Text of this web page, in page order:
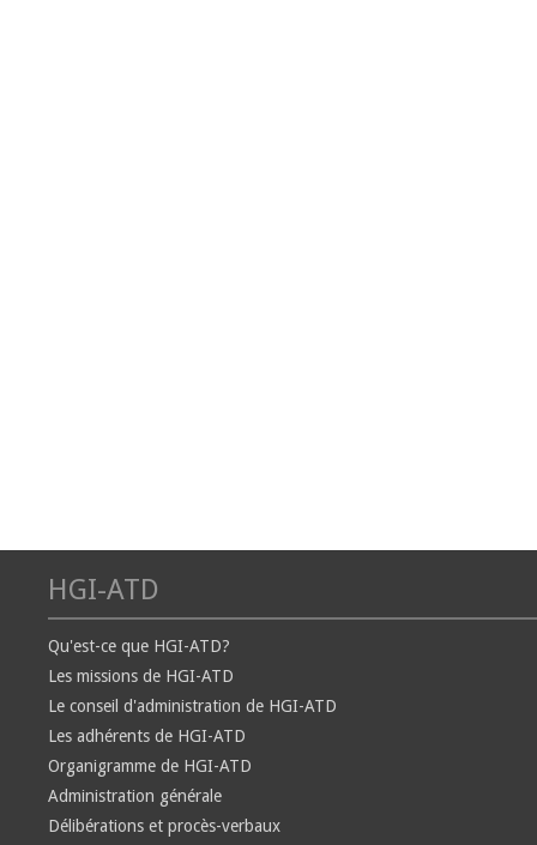
HGI-ATD
Qu'est-ce que HGI-ATD?
Les missions de HGI-ATD
Le conseil d'administration de HGI-ATD
Les adhérents de HGI-ATD
Organigramme de HGI-ATD
Administration générale
Délibérations et procès-verbaux